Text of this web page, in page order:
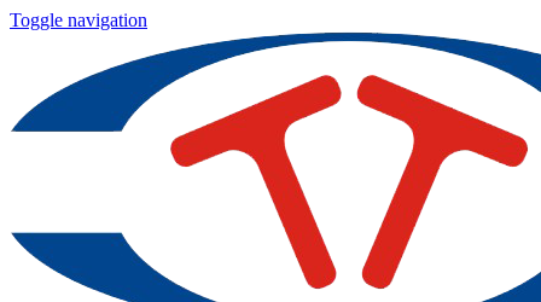
Toggle navigation